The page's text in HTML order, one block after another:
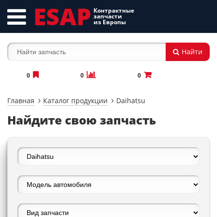
ESAP Контрактные
запчасти
из Европы
Найти
0 0 0
Главная Каталог продукции Daihatsu
Найдите свою запчасть